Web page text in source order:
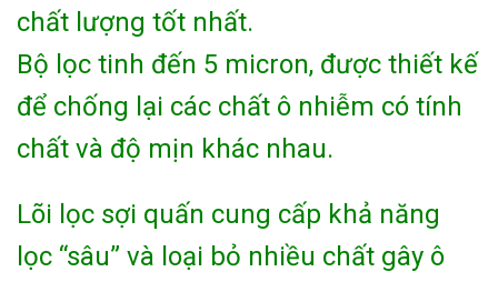
chất lượng tốt nhất.
Bộ lọc tinh đến 5 micron, được thiết kế
để chống lại các chất ô nhiễm có tính
chất và độ mịn khác nhau.
Lõi lọc sợi quấn cung cấp khả năng
lọc “sâu” và loại bỏ nhiều chất gây ô